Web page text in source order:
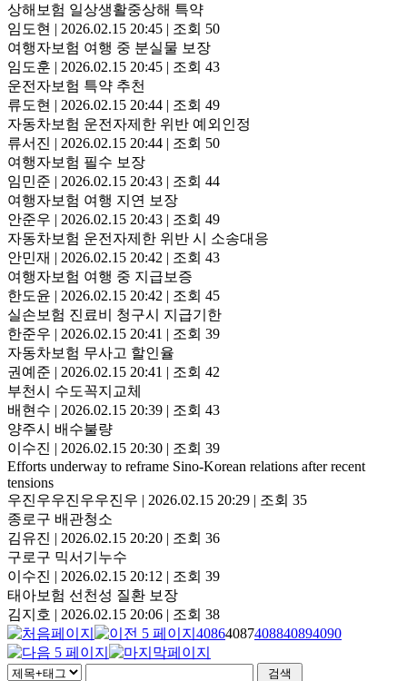
상해보험 일상생활중상해 특약
임도현 | 2026.02.15 20:45 | 조회 50
여행자보험 여행 중 분실물 보장
임도훈 | 2026.02.15 20:45 | 조회 43
운전자보험 특약 추천
류도현 | 2026.02.15 20:44 | 조회 49
자동차보험 운전자제한 위반 예외인정
류서진 | 2026.02.15 20:44 | 조회 50
여행자보험 필수 보장
임민준 | 2026.02.15 20:43 | 조회 44
여행자보험 여행 지연 보장
안준우 | 2026.02.15 20:43 | 조회 49
자동차보험 운전자제한 위반 시 소송대응
안민재 | 2026.02.15 20:42 | 조회 43
여행자보험 여행 중 지급보증
한도윤 | 2026.02.15 20:42 | 조회 45
실손보험 진료비 청구시 지급기한
한준우 | 2026.02.15 20:41 | 조회 39
자동차보험 무사고 할인율
권예준 | 2026.02.15 20:41 | 조회 42
부천시 수도꼭지교체
배현수 | 2026.02.15 20:39 | 조회 43
양주시 배수불량
이수진 | 2026.02.15 20:30 | 조회 39
Efforts underway to reframe Sino-Korean relations after recent
tensions
우진우우진우우진우 | 2026.02.15 20:29 | 조회 35
종로구 배관청소
김유진 | 2026.02.15 20:20 | 조회 36
구로구 믹서기누수
이수진 | 2026.02.15 20:12 | 조회 39
태아보험 선천성 질환 보장
김지호 | 2026.02.15 20:06 | 조회 38
40864087408840894090